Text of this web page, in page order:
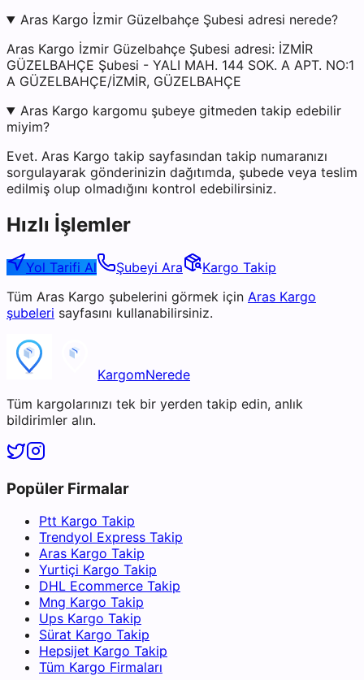
Aras Kargo İzmir Güzelbahçe Şubesi adresi nerede?
Aras Kargo İzmir Güzelbahçe Şubesi adresi: İZMİR
GÜZELBAHÇE Şubesi - YALI MAH. 144 SOK. A APT. NO:1
A GÜZELBAHÇE/İZMİR, GÜZELBAHÇE
Aras Kargo kargomu şubeye gitmeden takip edebilir
miyim?
Evet. Aras Kargo takip sayfasından takip numaranızı
sorgulayarak gönderinizin dağıtımda, şubede veya teslim
edilmiş olup olmadığını kontrol edebilirsiniz.
Hızlı İşlemler
Yol Tarifi Al Şubeyi Ara
Kargo Takip
Tüm Aras Kargo şubelerini görmek için Aras Kargo
şubeleri sayfasını kullanabilirsiniz.
KargomNerede
Tüm kargolarınızı tek bir yerden takip edin, anlık
bildirimler alın.
Popüler Firmalar
Ptt Kargo Takip
Trendyol Express Takip
Aras Kargo Takip
Yurtiçi Kargo Takip
DHL Ecommerce Takip
Mng Kargo Takip
Ups Kargo Takip
Sürat Kargo Takip
Hepsijet Kargo Takip
Tüm Kargo Firmaları